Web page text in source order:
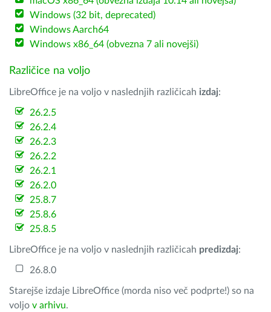
Windows (32 bit, deprecated)
Windows Aarch64
Windows x86_64 (obvezna 7 ali novejši)
Različice na voljo
LibreOffice je na voljo v naslednjih različicah izdaj:
26.2.5
26.2.4
26.2.3
26.2.2
26.2.1
26.2.0
25.8.7
25.8.6
25.8.5
LibreOffice je na voljo v naslednjih različicah predizdaj:
26.8.0
Starejše izdaje LibreOffice (morda niso več podprte!) so na
voljo v arhivu.